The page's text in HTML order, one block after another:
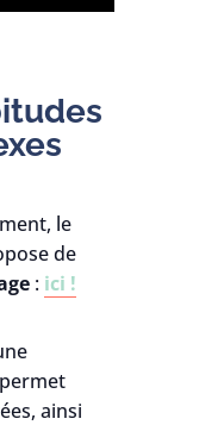
le
de
: ici !
ainsi